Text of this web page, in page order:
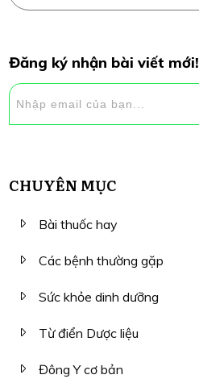
Đăng ký nhận bài viết mới!
CHUYÊN MỤC
Bài thuốc hay
Các bệnh thường gặp
Sức khỏe dinh dưỡng
Từ điển Dược liệu
Đông Y cơ bản